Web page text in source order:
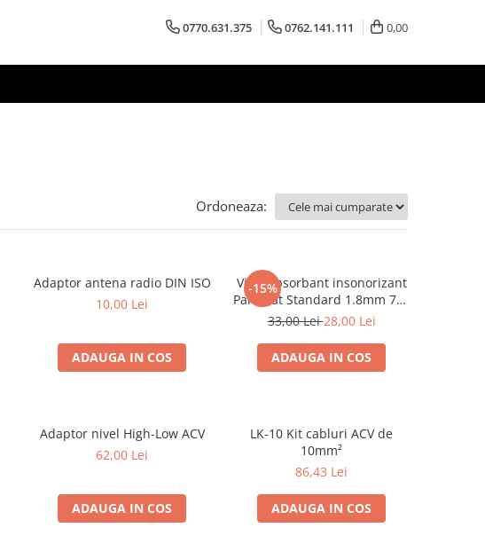
0770.631.375 0762.141.111 0,00
Ordoneaza:
Adaptor antena radio DIN ISO
10,00 Lei
ADAUGA IN COS
-15%
Vibroabsorbant insonorizant
Paramat Standard 1.8mm 70x
50cm, 1 coala PCP1006-1
33,00 Lei28,00 Lei
ADAUGA IN COS
Adaptor nivel High-Low ACV
62,00 Lei
ADAUGA IN COS
LK-10 Kit cabluri ACV de
10mm²
86,43 Lei
ADAUGA IN COS